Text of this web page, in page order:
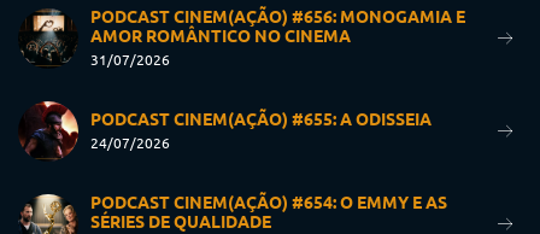
PODCAST CINEM(AÇÃO) #656: MONOGAMIA E
AMOR ROMÂNTICO NO CINEMA
31/07/2026
PODCAST CINEM(AÇÃO) #655: A ODISSEIA
24/07/2026
PODCAST CINEM(AÇÃO) #654: O EMMY E AS
SÉRIES DE QUALIDADE